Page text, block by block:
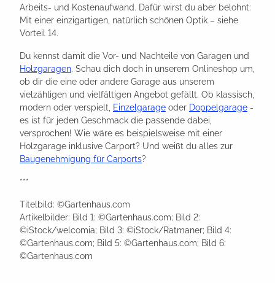
Arbeits- und Kostenaufwand. Dafür wirst du aber belohnt:
Mit einer einzigartigen, natürlich schönen Optik – siehe
Vorteil 14.
Du kennst damit die Vor- und Nachteile von Garagen und
Holzgaragen. Schau dich doch in unserem Onlineshop um,
ob dir die eine oder andere Garage aus unserem
vielzähligen und vielfältigen Angebot gefällt. Ob klassisch,
modern oder verspielt,
Einzelgarage oder Doppelgarage -
es ist für jeden Geschmack die passende dabei,
versprochen! Wie wäre es beispielsweise mit einer
Holzgarage inklusive Carport? Und weißt du alles zur
Baugenehmigung für Carports?
***
Titelbild: ©Gartenhaus.com
Artikelbilder: Bild 1: ©Gartenhaus.com; Bild 2:
©iStock/welcomia; Bild 3: ©iStock/Ratmaner; Bild 4:
©Gartenhaus.com; Bild 5: ©Gartenhaus.com; Bild 6:
©Gartenhaus.com